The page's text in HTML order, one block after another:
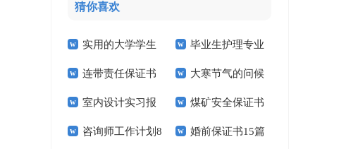
猜你喜欢
实用的大学学生
实习报告范文锦集六
篇
毕业生护理专业
求职信精选15篇
连带责任保证书 大寒节气的问候
祝福语
室内设计实习报
告汇编15篇
煤矿安全保证书
(15篇)
咨询师工作计划8 婚前保证书15篇